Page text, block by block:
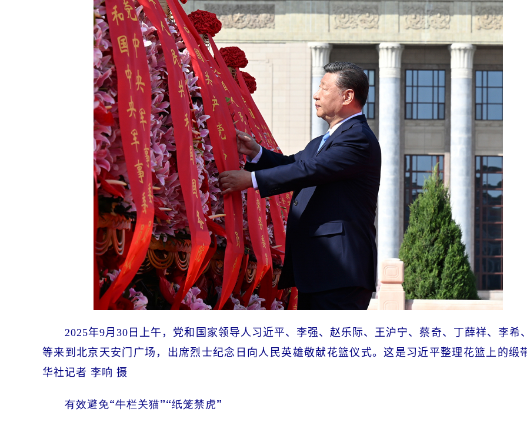
2025年9月30日上午，党和国家领导人习近平、李强、赵乐际、王沪宁、蔡奇、丁薛祥、李希
等来到北京天安门广场，出席烈士纪念日向人民英雄敬献花篮仪式。这是习近平整理花篮上的缎
华社记者 李响 摄
有效避免“牛栏关猫”“纸笼禁虎”